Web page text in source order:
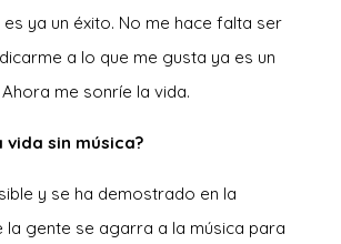
ya un éxito. No me hace falta ser
a lo que me gusta ya es un
me sonríe la vida.
vida sin música?
y se ha demostrado en la
la gente se agarra a la música para